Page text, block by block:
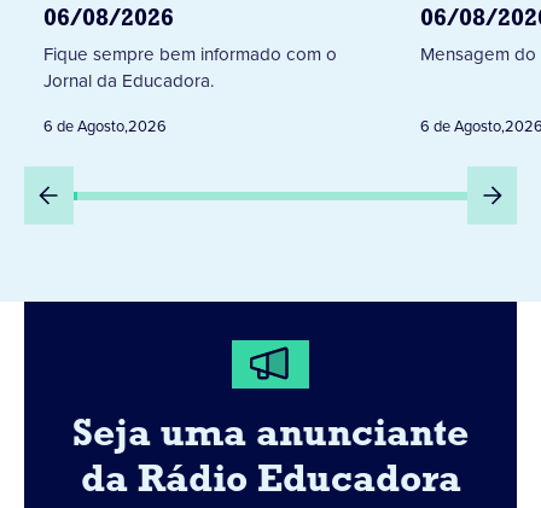
06/08/2026
Fique sempre bem informado com o
Jornal da Educadora.
6 de Agosto,2026
06/08/
Mensagem do
6 de Agosto,
Seja uma anunciante
da Rádio Educadora